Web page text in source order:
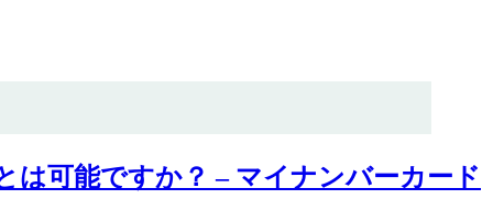
は可能ですか？ – マイナンバーカード